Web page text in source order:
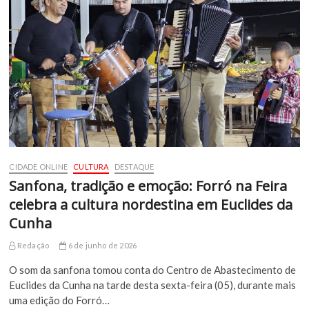
CIDADE ONLINE CULTURA DESTAQUE
Sanfona, tradição e emoção: Forró na Feira
celebra a cultura nordestina em Euclides da
Cunha
Redação 6 de junho de 2026
O som da sanfona tomou conta do Centro de Abastecimento de
Euclides da Cunha na tarde desta sexta-feira (05), durante mais
uma edição do Forró…